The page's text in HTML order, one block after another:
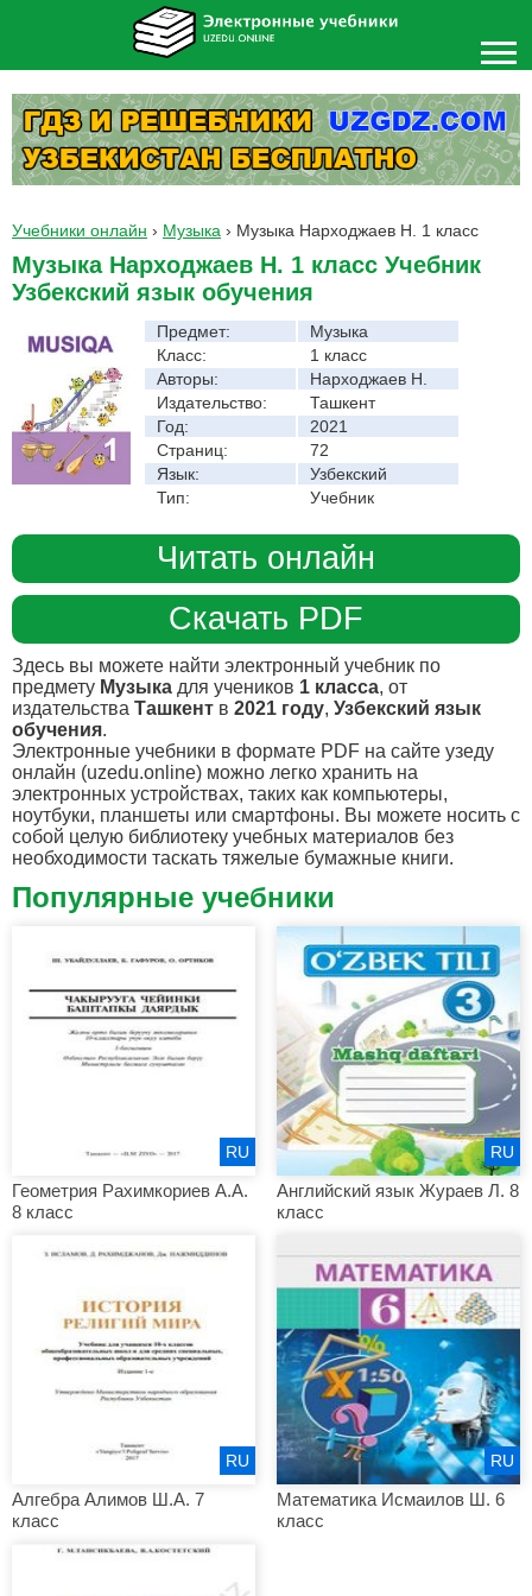
Учебники онлайн › Музыка › Музыка Нарходжаев Н. 1 класс
Музыка Нарходжаев Н. 1 класс Учебник
Узбекский язык обучения
Предмет:
Музыка
Класс:
1 класс
Авторы:
Нарходжаев Н.
Издательство:
Ташкент
Год:
2021
Страниц:
72
Язык:
Узбекский
Тип:
Учебник
Читать онлайн
Скачать PDF
Здесь вы можете найти электронный учебник по
предмету Музыка для учеников 1 класса, от
издательства Ташкент в 2021 году, Узбекский язык
обучения.
Электронные учебники в формате PDF на сайте узеду
онлайн (uzedu.online) можно легко хранить на
электронных устройствах, таких как компьютеры,
ноутбуки, планшеты или смартфоны. Вы можете носить с
собой целую библиотеку учебных материалов без
необходимости таскать тяжелые бумажные книги.
Популярные учебники
Геометрия Рахимкориев А.А.
8 класс
RU
Английский язык Жураев Л. 8
класс
RU
Алгебра Алимов Ш.А. 7
класс
RU
Математика Исмаилов Ш. 6
класс
RU